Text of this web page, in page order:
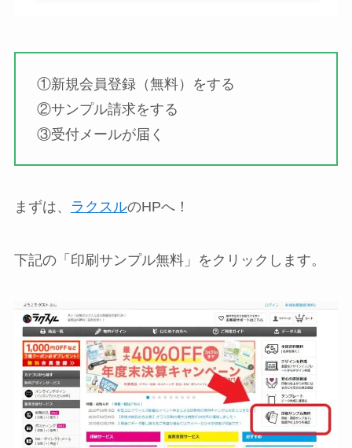
①新規会員登録（無料）をする
②サンプル請求をする
③受付メールが届く
まずは、 ラクスルのHPへ！
下記の「印刷サンプル無料」をクリックします。